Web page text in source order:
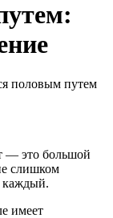
половым путем
— это большой
слишком
каждый.
имеет